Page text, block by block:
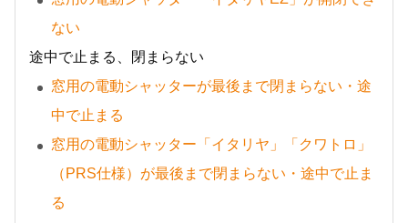
ない
途中で止まる、閉まらない
窓用の電動シャッターが最後まで閉まらない・途
中で止まる
窓用の電動シャッター「イタリヤ」「クワトロ」
（PRS仕様）が最後まで閉まらない・途中で止ま
る